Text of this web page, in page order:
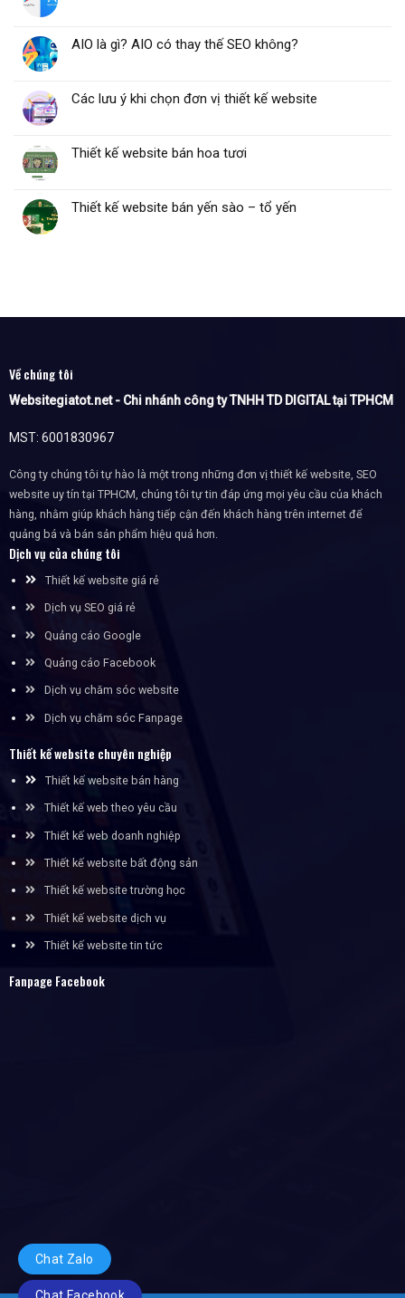
AIO là gì? AIO có thay thế SEO không?
Các lưu ý khi chọn đơn vị thiết kế website
Thiết kế website bán hoa tươi
Thiết kế website bán yến sào – tổ yến
Về chúng tôi
Websitegiatot.net - Chi nhánh công ty TNHH TD DIGITAL tại TPHCM
MST: 6001830967
Công ty chúng tôi tự hào là một trong những đơn vị thiết kế website, SEO
website uy tín tại TPHCM, chúng tôi tự tin đáp ứng mọi yêu cầu của khách
hàng, nhằm giúp khách hàng tiếp cận đến khách hàng trên internet để
quảng bá và bán sản phẩm hiệu quả hơn.
Dịch vụ của chúng tôi
Thiết kế website giá rẻ
Dịch vụ SEO giá rẻ
Quảng cáo Google
Quảng cáo Facebook
Dịch vụ chăm sóc website
Dịch vụ chăm sóc Fanpage
Thiết kế website chuyên nghiệp
Thiết kế website bán hàng
Thiết kế web theo yêu cầu
Thiết kế web doanh nghiệp
Thiết kế website bất động sản
Thiết kế website trường học
Thiết kế website dịch vụ
Thiết kế website tin tức
Fanpage Facebook
Chat Zalo